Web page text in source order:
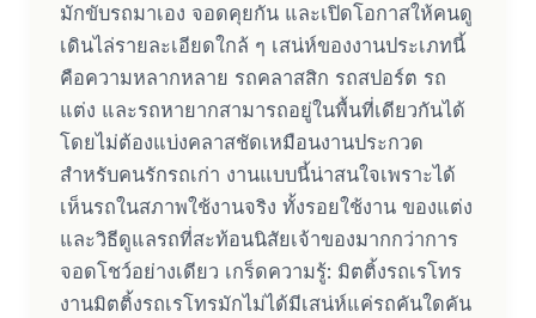
มักขับรถมาเอง จอดคุยกัน และเปิดโอกาสให้คนดู
เดินไล่รายละเอียดใกล้ ๆ เสน่ห์ของงานประเภทนี้
คือความหลากหลาย รถคลาสสิก รถสปอร์ต รถ
แต่ง และรถหายากสามารถอยู่ในพื้นที่เดียวกันได้
โดยไม่ต้องแบ่งคลาสชัดเหมือนงานประกวด
สำหรับคนรักรถเก่า งานแบบนี้น่าสนใจเพราะได้
เห็นรถในสภาพใช้งานจริง ทั้งรอยใช้งาน ของแต่ง
และวิธีดูแลรถที่สะท้อนนิสัยเจ้าของมากกว่าการ
จอดโชว์อย่างเดียว เกร็ดความรู้: มิตติ้งรถเรโทร
งานมิตติ้งรถเรโทรมักไม่ได้มีเสน่ห์แค่รถคันใดคัน